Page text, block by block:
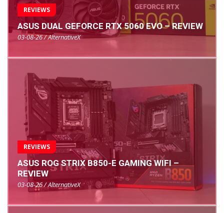
REVIEWS
ASUS DUAL GEFORCE RTX 5060 EVO – REVIEW
03-08-26 / AlternativeX
REVIEWS
ASUS ROG STRIX B850-E GAMING WIFI –
REVIEW
03-08-26 / AlternativeX